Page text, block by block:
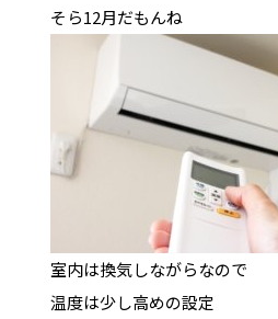
そら12月だもんね
室内は換気しながらなので
温度は少し高めの設定